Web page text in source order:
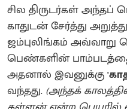
சில திருடர்கள்
காதுடன் சேர்த்து
ஜம்புலிங்கம் அவ்வாறு
பெண்களின்
அதனால் இவனுக்கு
வந்தது. (அந்தக்